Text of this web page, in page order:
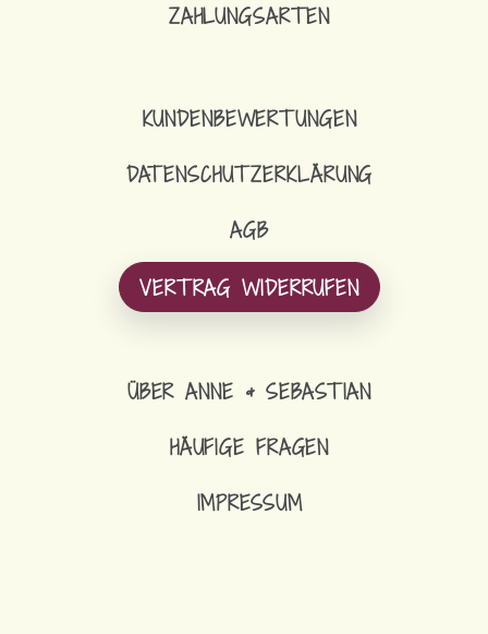
ZAHLUNGSARTEN
KUNDENBEWERTUNGEN
DATENSCHUTZERKLÄRUNG
AGB
VERTRAG WIDERRUFEN
ÜBER ANNE & SEBASTIAN
HÄUFIGE FRAGEN
IMPRESSUM